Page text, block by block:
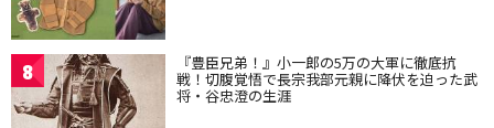
8 『豊臣兄弟！』小一郎の5万の大軍に徹底抗
戦！切腹覚悟で長宗我部元親に降伏を迫った武
将・谷忠澄の生涯